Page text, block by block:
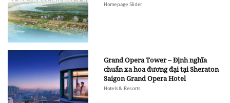
Homepage Slider
Grand Opera Tower – Định nghĩa
chuẩn xa hoa đương đại tại Sheraton
Saigon Grand Opera Hotel
Hotels & Resorts